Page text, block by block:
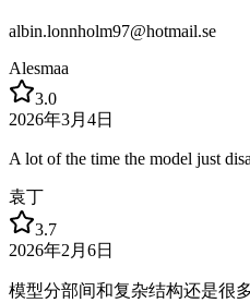
albin.lonnholm97@hotmail.se
Alesmaa
3.0
2026年3月4日
A lot of the time the model just
袁丁
3.7
2026年2月6日
模型分部间和复杂结构还是很